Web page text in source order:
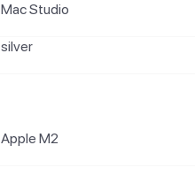
Mac Studio
silver
Apple M2